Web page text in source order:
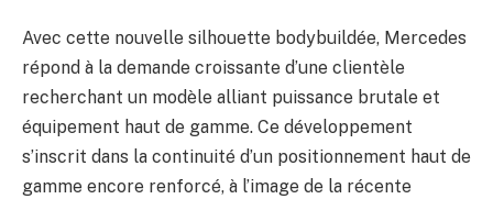
Avec cette nouvelle silhouette bodybuildée, Mercedes
répond à la demande croissante d’une clientèle
recherchant un modèle alliant puissance brutale et
équipement haut de gamme. Ce développement
s’inscrit dans la continuité d’un positionnement haut de
gamme encore renforcé, à l’image de la récente